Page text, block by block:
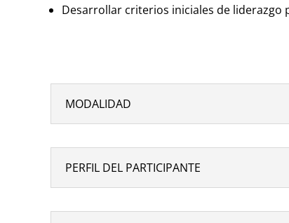
Desarrollar criterios iniciales de
MODALIDAD
PERFIL DEL PARTICIPANTE